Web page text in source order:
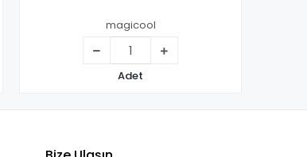
magicool
Adet